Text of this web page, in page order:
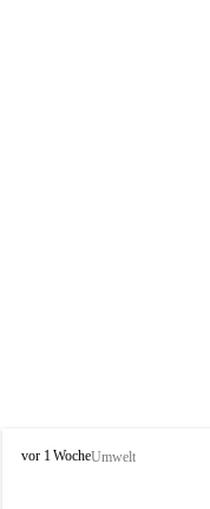
V
vor 1 WocheUmwelt